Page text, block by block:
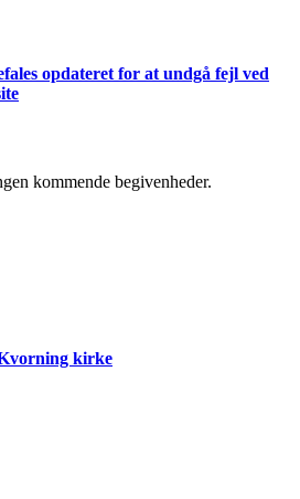
opdateret for at undgå fejl ved
kommende begivenheder.
kirke